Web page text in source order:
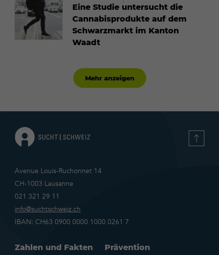
Eine Studie untersucht die
Cannabisprodukte auf dem
Schwarzmarkt im Kanton
Waadt
erfahren
Mehr anzeigen
Avenue Louis-Ruchonnet 14
CH-1003 Lausanne
021 321 29 11
info@suchtschweiz.ch
IBAN: CH63 0900 0000 1000 0261 7
Zahlen und Fakten Prävention